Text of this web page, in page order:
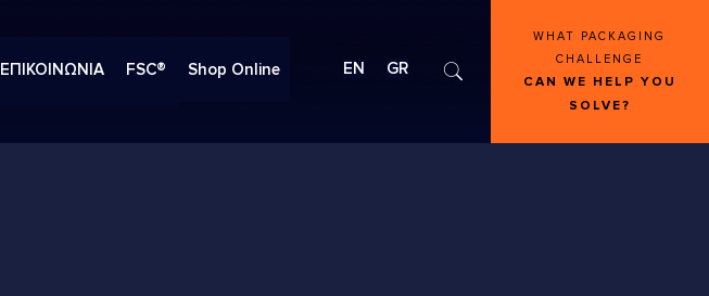
ΕΠΙΚΟΙΝΩΝΙΑ FSC® Shop Online EN GR
WHAT PACKAGING
CHALLENGE
CAN WE HELP YOU
SOLVE?